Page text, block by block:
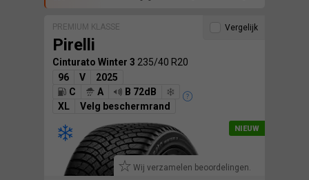
PREMIUM KLASSE
Pirelli
Cinturato Winter 3 235/40 R20
96
V
2025
C
A
B 72dB
XL
Velg beschermrand
Wij verzamelen beoordelingen.
Vergelijk